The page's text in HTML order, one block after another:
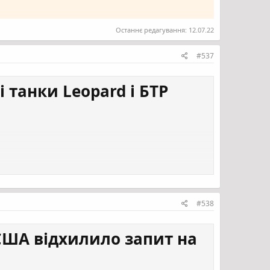
Останнє редагування: 12.07.22
#537
танки Leopard і БТР
оптимальні шляхи для передачі озброєння як такої,
#538
відхилило запит на